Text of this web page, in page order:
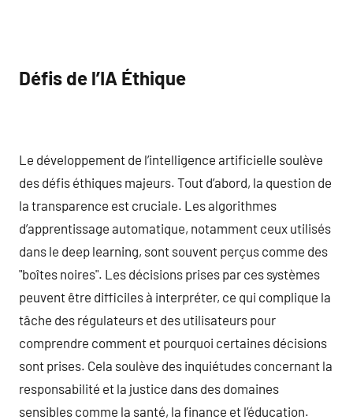
Défis de l’IA Éthique
Le développement de l’intelligence artificielle soulève
des défis éthiques majeurs. Tout d’abord, la question de
la transparence est cruciale. Les algorithmes
d’apprentissage automatique, notamment ceux utilisés
dans le deep learning, sont souvent perçus comme des
"boîtes noires". Les décisions prises par ces systèmes
peuvent être difficiles à interpréter, ce qui complique la
tâche des régulateurs et des utilisateurs pour
comprendre comment et pourquoi certaines décisions
sont prises. Cela soulève des inquiétudes concernant la
responsabilité et la justice dans des domaines
sensibles comme la santé, la finance et l’éducation.